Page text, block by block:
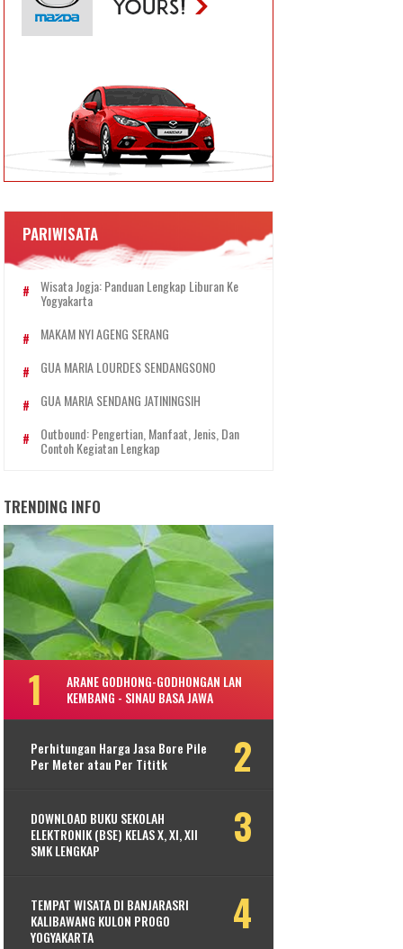
PARIWISATA
Wisata Jogja: Panduan Lengkap Liburan Ke
Yogyakarta
MAKAM NYI AGENG SERANG
GUA MARIA LOURDES SENDANGSONO
GUA MARIA SENDANG JATININGSIH
Outbound: Pengertian, Manfaat, Jenis, Dan
Contoh Kegiatan Lengkap
TRENDING INFO
ARANE GODHONG-GODHONGAN LAN
KEMBANG - SINAU BASA JAWA
Perhitungan Harga Jasa Bore Pile
Per Meter atau Per Tititk
DOWNLOAD BUKU SEKOLAH
ELEKTRONIK (BSE) KELAS X, XI, XII
SMK LENGKAP
TEMPAT WISATA DI BANJARASRI
KALIBAWANG KULON PROGO
YOGYAKARTA